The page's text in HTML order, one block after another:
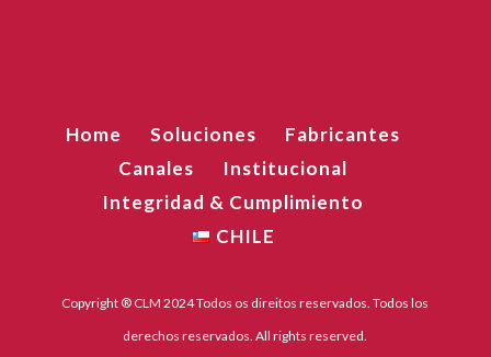
Home Soluciones
Fabricantes
Canales
Institucional
Integridad & Cumplimiento
CHILE
Copyright ® CLM 2024 Todos os direitos reservados. Todos los
derechos reservados. All rights reserved.